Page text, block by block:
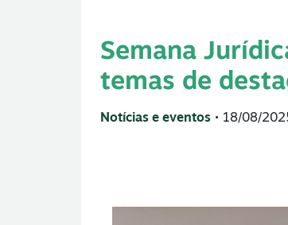
Semana
temas de
Notícias e eventos • 18/08/